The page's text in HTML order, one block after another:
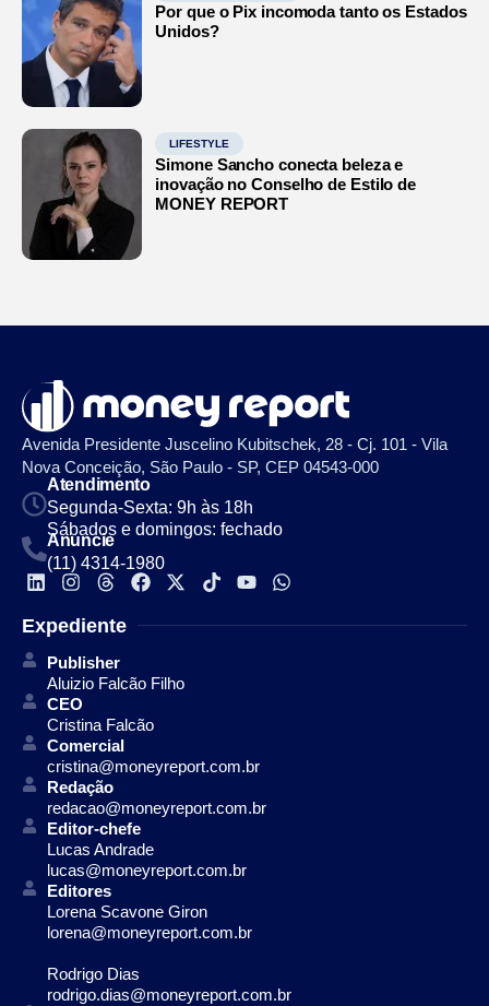
Por que o Pix incomoda tanto os Estados
Unidos?
LIFESTYLE
Simone Sancho conecta beleza e
inovação no Conselho de Estilo de
MONEY REPORT
Avenida Presidente Juscelino Kubitschek, 28 - Cj. 101 - Vila
Nova Conceição, São Paulo - SP, CEP 04543-000
Atendimento
Segunda-Sexta: 9h às 18h
Sábados e domingos: fechado
Anuncie
(11) 4314-1980
Expediente
Publisher
Aluizio Falcão Filho
CEO
Cristina Falcão
Comercial
cristina@moneyreport.com.br
Redação
redacao@moneyreport.com.br
Editor-chefe
Lucas Andrade
lucas@moneyreport.com.br
Editores
Lorena Scavone Giron
lorena@moneyreport.com.br
Rodrigo Dias
rodrigo.dias@moneyreport.com.br